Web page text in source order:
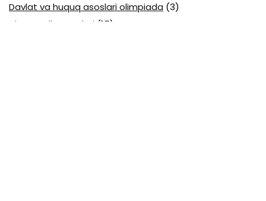
Davlat va huquq asoslari olimpiada (3)
Diagnostika testlari (15)